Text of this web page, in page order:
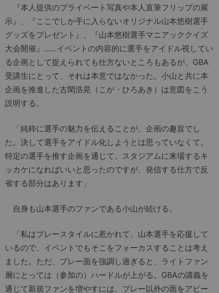
『本人提供のプライベート写真や本人直筆フリップの展
示』、『ここでしか手に入らないオリジナル山本悠樹選手
グッズをプレゼント』、『山本悠樹選手マニアッククイズ
大会開催』……イベントの内容的に選手をアイドル視してい
る企画として捉えられても仕方ないところもあるが、GBA
受講生にとって、それは本意ではなかった。小山と共に本
企画を推進した古閑浩晃（こが・ひろあき）は意図をこう
説明する。
「純粋に選手の魅力を伝えることが、企画の趣旨でし
た。決して選手をアイドル化しようとは思っていなくて。
特定の選手を推す企画を通じて、スタジアムに来場するキ
ッカケになればいいと思ったのですが、発信する仕方で反
省する部分はあります」
自身も山本選手のファンである小山が続ける。
「私はプレースタイルに惹かれて、山本選手を応援して
いるので、イベントでもそこをフォーカスすることは考え
ました。ただ、プレー面を強調し過ぎると、ライトファン
層にとっては（参加の）ハードルが上がる。GBAの講義を
通じて新規ファンを増やすには、プレー以外の面をアピー